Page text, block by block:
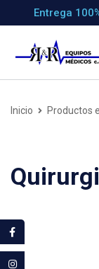
Entrega
Inicio Productos